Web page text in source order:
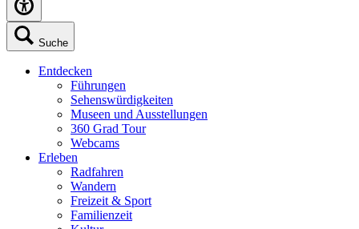
Suche
Entdecken
Führungen
Sehenswürdigkeiten
Museen und Ausstellungen
360 Grad Tour
Webcams
Erleben
Radfahren
Wandern
Freizeit & Sport
Familienzeit